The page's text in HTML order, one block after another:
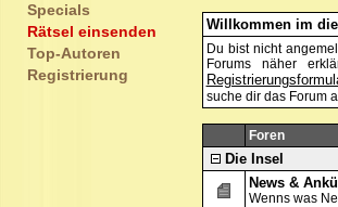
Specials
Rätsel einsenden
Top-Autoren
Registrierung
Willkommen im
Du bist nicht
Forums näher
suche dir das Forum
Foren
Die Insel
News &
Wenns was